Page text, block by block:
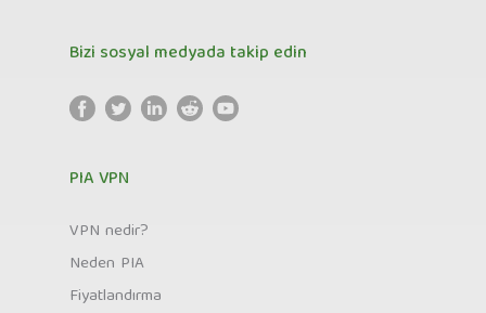
Bizi sosyal medyada takip edin
PIA VPN
VPN nedir?
Neden PIA
Fiyatlandırma